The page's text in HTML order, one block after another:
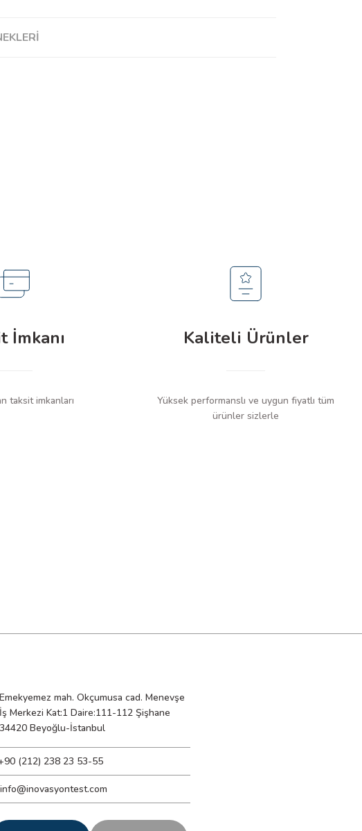
İmkanı
taksit imkanları
Kaliteli Ürünler
Yüksek performanslı ve uygun fiyatlı tüm
ürünler sizlerle
Emekyemez mah. Okçumusa cad. Menevşe
İş Merkezi Kat:1 Daire:111-112 Şişhane
34420 Beyoğlu-İstanbul
(212) 238 23 53-55
info@inovasyontest.com